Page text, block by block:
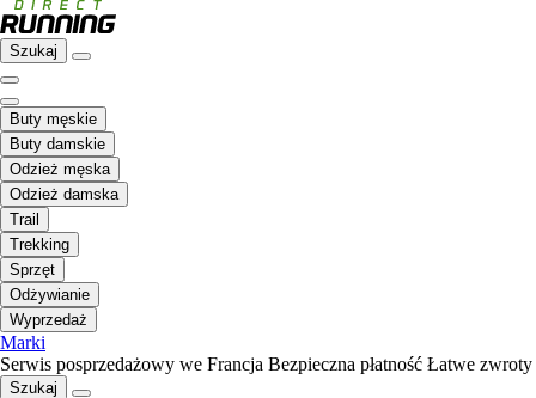
Szukaj
Buty męskie
Buty damskie
Odzież męska
Odzież damska
Trail
Trekking
Sprzęt
Odżywianie
Wyprzedaż
Marki
Serwis posprzedażowy we Francja Bezpieczna płatność Łatwe zwroty
Szukaj